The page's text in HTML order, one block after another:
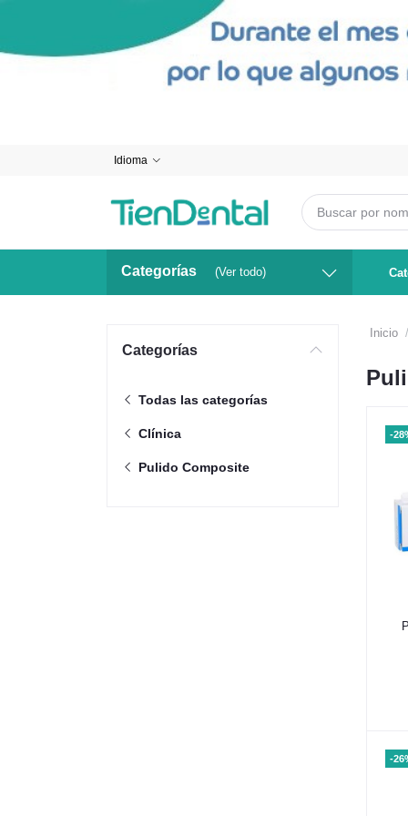
Idioma
Categorías (Ver todo)
Categorías
Todas las categorías
Clínica
Pulido Composite
Inicio
-
-